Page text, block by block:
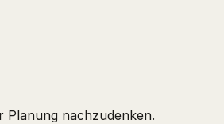
Planung nachzudenken.